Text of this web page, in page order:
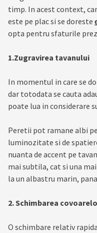
timp. In acest context,
este pe plac si se doreste
opta pentru sfaturile
1.Zugravirea tavanului
In momentul in care se
dar totodata se cauta
poate lua in considerare
Peretii pot ramane albi
luminozitate si de
nuanta de accent pe
mai subtila, cat si una
la un albastru marin,
2. Schimbarea
O schimbare relativ